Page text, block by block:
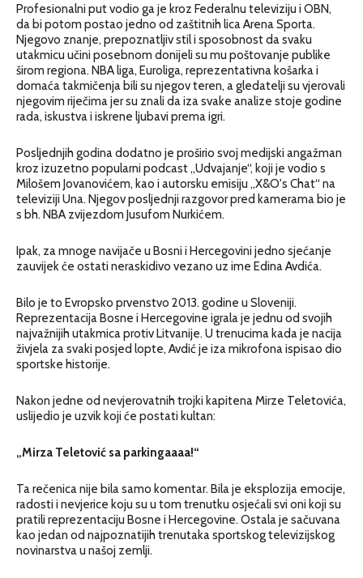
Profesionalni put vodio ga je kroz Federalnu televiziju i OBN,
da bi potom postao jedno od zaštitnih lica Arena Sporta.
Njegovo znanje, prepoznatljiv stil i sposobnost da svaku
utakmicu učini posebnom donijeli su mu poštovanje publike
širom regiona. NBA liga, Euroliga, reprezentativna košarka i
domaća takmičenja bili su njegov teren, a gledatelji su vjerovali
njegovim riječima jer su znali da iza svake analize stoje godine
rada, iskustva i iskrene ljubavi prema igri.
Posljednjih godina dodatno je proširio svoj medijski angažman
kroz izuzetno popularni podcast „Udvajanje“, koji je vodio s
Milošem Jovanovićem, kao i autorsku emisiju „X&O's Chat“ na
televiziji Una. Njegov posljednji razgovor pred kamerama bio je
s bh. NBA zvijezdom Jusufom Nurkićem.
Ipak, za mnoge navijače u Bosni i Hercegovini jedno sjećanje
zauvijek će ostati neraskidivo vezano uz ime Edina Avdića.
Bilo je to Evropsko prvenstvo 2013. godine u Sloveniji.
Reprezentacija Bosne i Hercegovine igrala je jednu od svojih
najvažnijih utakmica protiv Litvanije. U trenucima kada je nacija
živjela za svaki posjed lopte, Avdić je iza mikrofona ispisao dio
sportske historije.
Nakon jedne od nevjerovatnih trojki kapitena Mirze Teletovića,
uslijedio je uzvik koji će postati kultan:
„Mirza Teletović sa parkingaaaa!“
Ta rečenica nije bila samo komentar. Bila je eksplozija emocije,
radosti i nevjerice koju su u tom trenutku osjećali svi oni koji su
pratili reprezentaciju Bosne i Hercegovine. Ostala je sačuvana
kao jedan od najpoznatijih trenutaka sportskog televizijskog
novinarstva u našoj zemlji.